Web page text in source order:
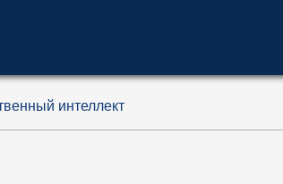
доступа '1')
'2')
интеллект